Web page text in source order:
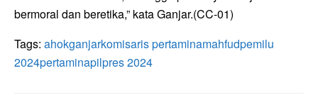
bermoral dan beretika,” kata Ganjar.(CC-01)
Tags: ahokganjarkomisaris pertaminamahfudpemilu
2024pertaminapilpres 2024